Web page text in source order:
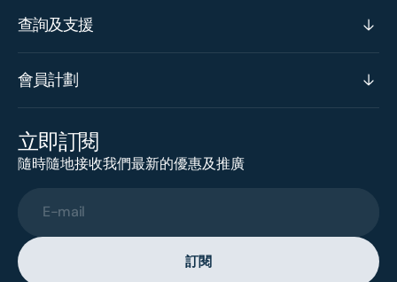
查詢及支援
會員計劃
立即訂閱
隨時隨地接收我們最新的優惠及推廣
E-mail
訂閱